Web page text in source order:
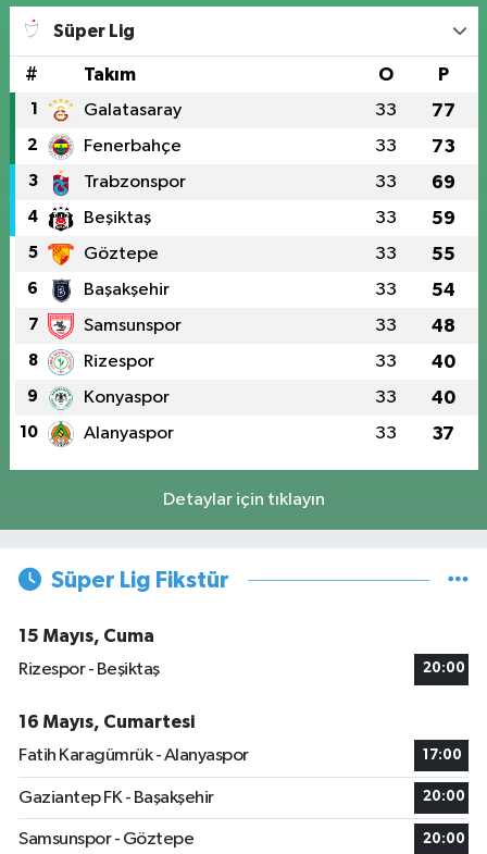
Süper Lig
# Takım O P
1 Galatasaray 33 77
2 Fenerbahçe 33 73
3 Trabzonspor 33 69
4 Beşiktaş 33 59
5 Göztepe 33 55
6 Başakşehir 33 54
7 Samsunspor 33 48
8 Rizespor 33 40
9 Konyaspor 33 40
10 Alanyaspor 33 37
Detaylar için tıklayın
Süper Lig Fikstür
15 Mayıs, Cuma
Rizespor - Beşiktaş
20:00
16 Mayıs, Cumartesi
Fatih Karagümrük - Alanyaspor
17:00
Gaziantep FK - Başakşehir 20:00
Samsunspor - Göztepe 20:00